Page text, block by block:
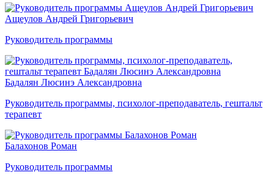
Ащеулов Андрей Григорьевич
Руководитель программы
Бадалян Люсинэ Александровна
Руководитель программы, психолог-преподаватель, гештальт
терапевт
Балахонов Роман
Руководитель программы